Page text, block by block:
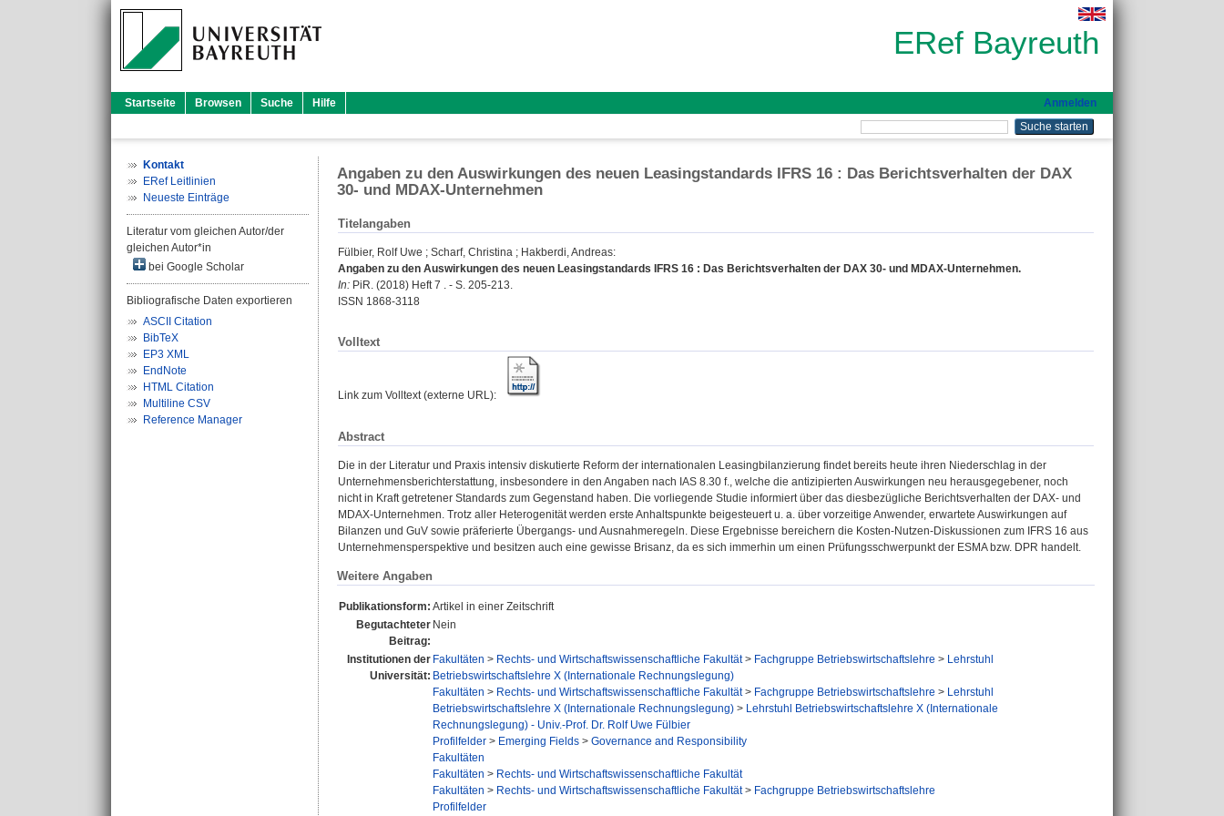
ERef Bayreuth
Startseite Browsen Suche Hilfe Anmelden
Kontakt
ERef Leitlinien
Neueste Einträge
Literatur vom gleichen Autor/der
gleichen Autor*in
bei Google Scholar
Bibliografische Daten exportieren
ASCII Citation
BibTeX
EP3 XML
EndNote
HTML Citation
Multiline CSV
Reference Manager
Angaben zu den Auswirkungen des neuen Leasingstandards IFRS 16 : Das Berichtsverhalten der DAX
30- und MDAX-Unternehmen
Titelangaben
Fülbier, Rolf Uwe ; Scharf, Christina ; Hakberdi, Andreas:
Angaben zu den Auswirkungen des neuen Leasingstandards IFRS 16 : Das Berichtsverhalten der DAX 30- und MDAX-Unternehmen.
In: PiR. (2018) Heft 7 . - S. 205-213.
ISSN 1868-3118
Volltext
Link zum Volltext (externe URL):
Abstract
Die in der Literatur und Praxis intensiv diskutierte Reform der internationalen Leasingbilanzierung findet bereits heute ihren Niederschlag in der
Unternehmensberichterstattung, insbesondere in den Angaben nach IAS 8.30 f., welche die antizipierten Auswirkungen neu herausgegebener, noch
nicht in Kraft getretener Standards zum Gegenstand haben. Die vorliegende Studie informiert über das diesbezügliche Berichtsverhalten der DAX- und
MDAX-Unternehmen. Trotz aller Heterogenität werden erste Anhaltspunkte beigesteuert u. a. über vorzeitige Anwender, erwartete Auswirkungen auf
Bilanzen und GuV sowie präferierte Übergangs- und Ausnahmeregeln. Diese Ergebnisse bereichern die Kosten-Nutzen-Diskussionen zum IFRS 16 aus
Unternehmensperspektive und besitzen auch eine gewisse Brisanz, da es sich immerhin um einen Prüfungsschwerpunkt der ESMA bzw. DPR handelt.
Weitere Angaben
Publikationsform: Artikel in einer Zeitschrift
Begutachteter
Beitrag:
Nein
Institutionen der
Universität:
Fakultäten > Rechts- und Wirtschaftswissenschaftliche Fakultät> Fachgruppe Betriebswirtschaftslehre > Lehrstuhl
Betriebswirtschaftslehre X (Internationale Rechnungslegung)
Fakultäten > Rechts- und Wirtschaftswissenschaftliche Fakultät> Fachgruppe Betriebswirtschaftslehre > Lehrstuhl
Betriebswirtschaftslehre X (Internationale Rechnungslegung) > Lehrstuhl Betriebswirtschaftslehre X (Internationale
Rechnungslegung) - Univ.-Prof. Dr. Rolf Uwe Fülbier
Profilfelder > Emerging Fields > Governance and Responsibility
Fakultäten
Fakultäten > Rechts- und Wirtschaftswissenschaftliche Fakultät
Fakultäten > Rechts- und Wirtschaftswissenschaftliche Fakultät> Fachgruppe Betriebswirtschaftslehre
Profilfelder